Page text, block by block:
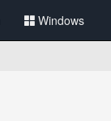
Windows